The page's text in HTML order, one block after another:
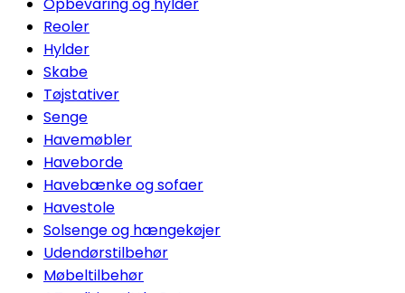
Reoler
Hylder
Skabe
Tøjstativer
Senge
Havemøbler
Haveborde
Havebænke og sofaer
Havestole
Solsenge og hængekøjer
Udendørstilbehør
Møbeltilbehør